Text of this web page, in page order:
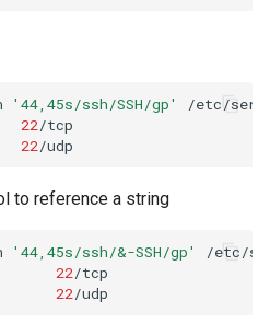
'44,45s/ssh/SSH/gp'
/etc/
22/tcp
22
to reference a string
'44,45s/ssh/&-SSH/gp'
/etc/
22/tcp
22